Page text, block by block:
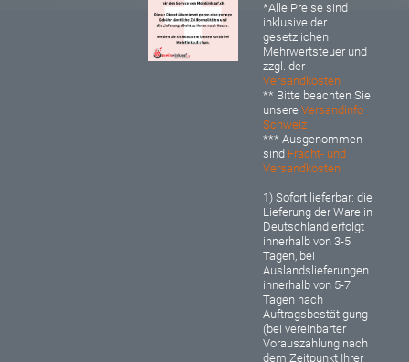
*Alle Preise sind
inklusive der
gesetzlichen
Mehrwertsteuer und
zzgl. der
Versandkosten
** Bitte beachten Sie
unsereVersandinfo
Schweiz
*** Ausgenommen
sind Fracht- und
Versandkosten
1) Sofort lieferbar: die
Lieferung der Ware in
Deutschland erfolgt
innerhalb von 3-5
Tagen, bei
Auslandslieferungen
innerhalb von 5-7
Tagen nach
Auftragsbestätigung
(bei vereinbarter
Vorauszahlung nach
dem Zeitpunkt Ihrer